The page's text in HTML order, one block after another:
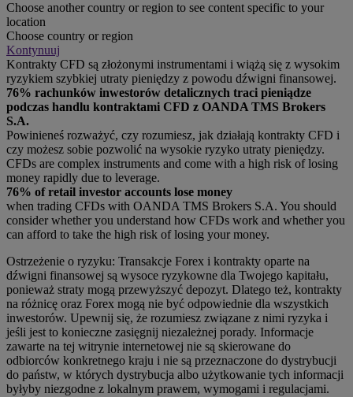
Choose another country or region to see content specific to your
location
Choose country or region
Kontynuuj
Kontrakty CFD są złożonymi instrumentami i wiążą się z wysokim
ryzykiem szybkiej utraty pieniędzy z powodu dźwigni finansowej.
76% rachunków inwestorów detalicznych traci pieniądze
podczas handlu kontraktami CFD z OANDA TMS Brokers
S.A.
Powinieneś rozważyć, czy rozumiesz, jak działają kontrakty CFD i
czy możesz sobie pozwolić na wysokie ryzyko utraty pieniędzy.
CFDs are complex instruments and come with a high risk of losing
money rapidly due to leverage.
76% of retail investor accounts lose money
when trading CFDs with OANDA TMS Brokers S.A. You should
consider whether you understand how CFDs work and whether you
can afford to take the high risk of losing your money.
Ostrzeżenie o ryzyku: Transakcje Forex i kontrakty oparte na
dźwigni finansowej są wysoce ryzykowne dla Twojego kapitału,
ponieważ straty mogą przewyższyć depozyt. Dlatego też, kontrakty
na różnicę oraz Forex mogą nie być odpowiednie dla wszystkich
inwestorów. Upewnij się, że rozumiesz związane z nimi ryzyka i
jeśli jest to konieczne zasięgnij niezależnej porady. Informacje
zawarte na tej witrynie internetowej nie są skierowane do
odbiorców konkretnego kraju i nie są przeznaczone do dystrybucji
do państw, w których dystrybucja albo użytkowanie tych informacji
byłyby niezgodne z lokalnym prawem, wymogami i regulacjami.